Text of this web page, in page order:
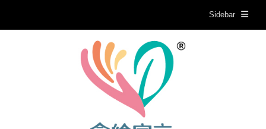
Sidebar